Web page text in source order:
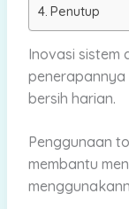
Penutup
Inovasi sistem
penerapannya
bersih harian.
Penggunaan
membantu